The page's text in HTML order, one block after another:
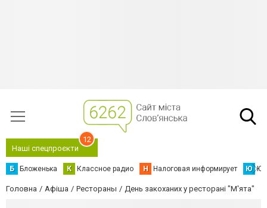
Наші спецпроєкти
12
Б Бложенька К Классное радио Н Налоговая информирует Ю
Головна Афіша Рестораны День закоханих у ресторані "М'ята"